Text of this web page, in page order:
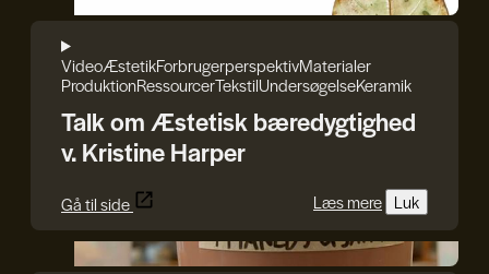
VideoÆstetikForbrugerperspektivMaterialer
ProduktionRessourcerTekstilUndersøgelseKeramik
Talk om Æstetisk bæredygtighed
v. Kristine Harper
Gå til side Læs mere Luk